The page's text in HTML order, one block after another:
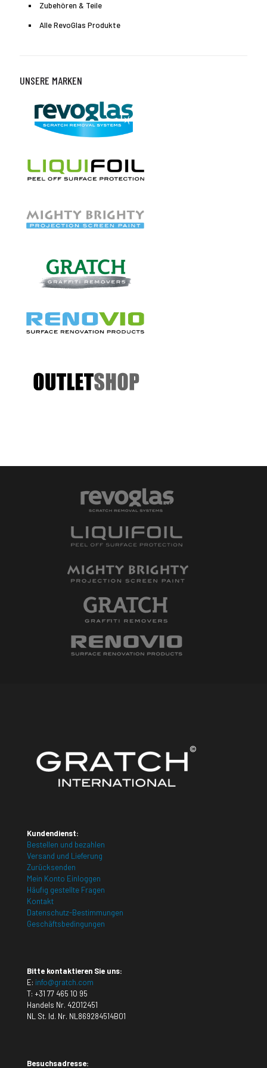
Zubehören & Teile
Alle RevoGlas Produkte
UNSERE MARKEN
Kundendienst:
Bestellen und bezahlen
Versand und Lieferung
Zurücksenden
Mein Konto Einloggen
Häufig gestellte Fragen
Kontakt
Datenschutz-Bestimmungen
Geschäftsbedingungen
Bitte kontaktieren Sie uns:
E: info@gratch.com
T: +31 77 465 10 95
Handels Nr. 42012451
NL St. Id. Nr. NL869284514B01
Besuchsadresse: